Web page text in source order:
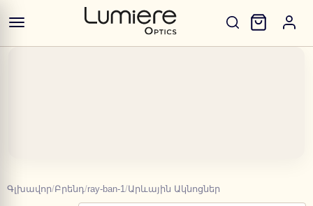
Գլխավոր/Բրենդ/ray-ban-1/Արևային Ակնոցներ